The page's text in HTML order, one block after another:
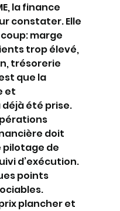
la finance
constater. Elle
marge
trop élevé,
trésorerie
que la
et
été prise.
doit
pilotage de
d’exécution.
points
plancher et